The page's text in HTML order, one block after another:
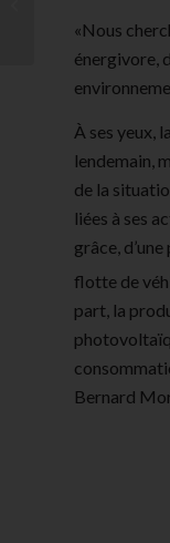
«Nous
énergivore,
À ses yeux,
lendemain,
de la
liées à ses
grâce,
flotte de
part, la
Bernard